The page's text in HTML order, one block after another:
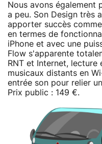
Nous avons également
a peu. Son Design très
apporter succès
en termes de
iPhone et avec une
Flow s'apparente
RNT et Internet,
musicaux distants en
entrée son pour relier
Prix public : 149 €.